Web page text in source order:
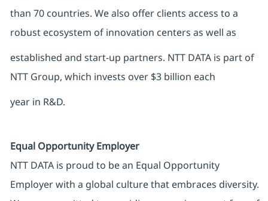
than 70 countries. We also offer clients access to a
robust ecosystem of innovation centers as well as
established and start-up partners. NTT DATA is part of
NTT Group, which invests over $3 billion each
year in R&D.
Equal Opportunity Employer
NTT DATA is proud to be an Equal Opportunity
Employer with a global culture that embraces diversity.